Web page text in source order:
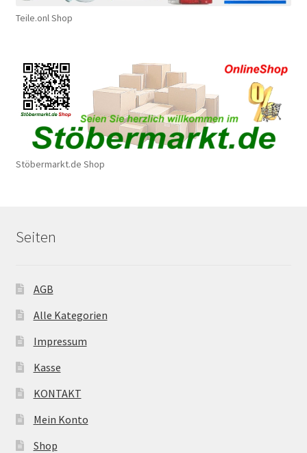
Teile.onl Shop
Stöbermarkt.de Shop
Seiten
AGB
Alle Kategorien
Impressum
Kasse
KONTAKT
Mein Konto
Shop